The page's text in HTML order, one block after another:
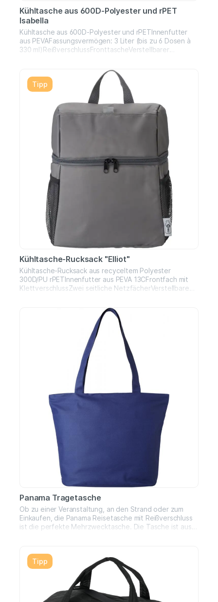
Kühltasche aus 600D-Polyester und rPET
Isabella
Kühltasche aus 600D-Polyester und rPETInnenfutter
aus PEVAFassungsvermögen: 3 Liter (bis zu 6 Dosen à
330 ml)ReißverschlussFronttascheVerstellbarer
Tipp
Kühltasche-Rucksack "Elliot"
Kühltasche-Rucksack aus recyceltem Polyester
300D/PU rPETInnenfutter aus PEVA 13CFrontfach mit
KlettverschlussZwei seitliche NetzfächerVerstellbare
Panama Tragetasche
Ob zu einer Veranstaltung, an den Strand oder zum
Einkaufen, die Panama Reisetasche mit Reißverschluss
ist die perfekte Mehrzwecktasche. Die Tasche ist aus
Gegenstände in der Tasche vor äußeren Einflüssen
schützt. Die kleine Reißverschlusstasche im Inneren der
Tasche bietet Platz für einige kleine Gegenstände, wie
z. B. einen Stift oder Schlüssel. Mit den 34 cm langen
Griffen lässt sich die Tasche leicht über der Schulter
tragen. 600D Polyester.Größe: 47 x 17 x 37 cm
Tipp